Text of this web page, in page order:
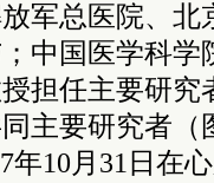
军总医院、北
中国医学科学
担任主要研究
主要研究者（
年10月31日在